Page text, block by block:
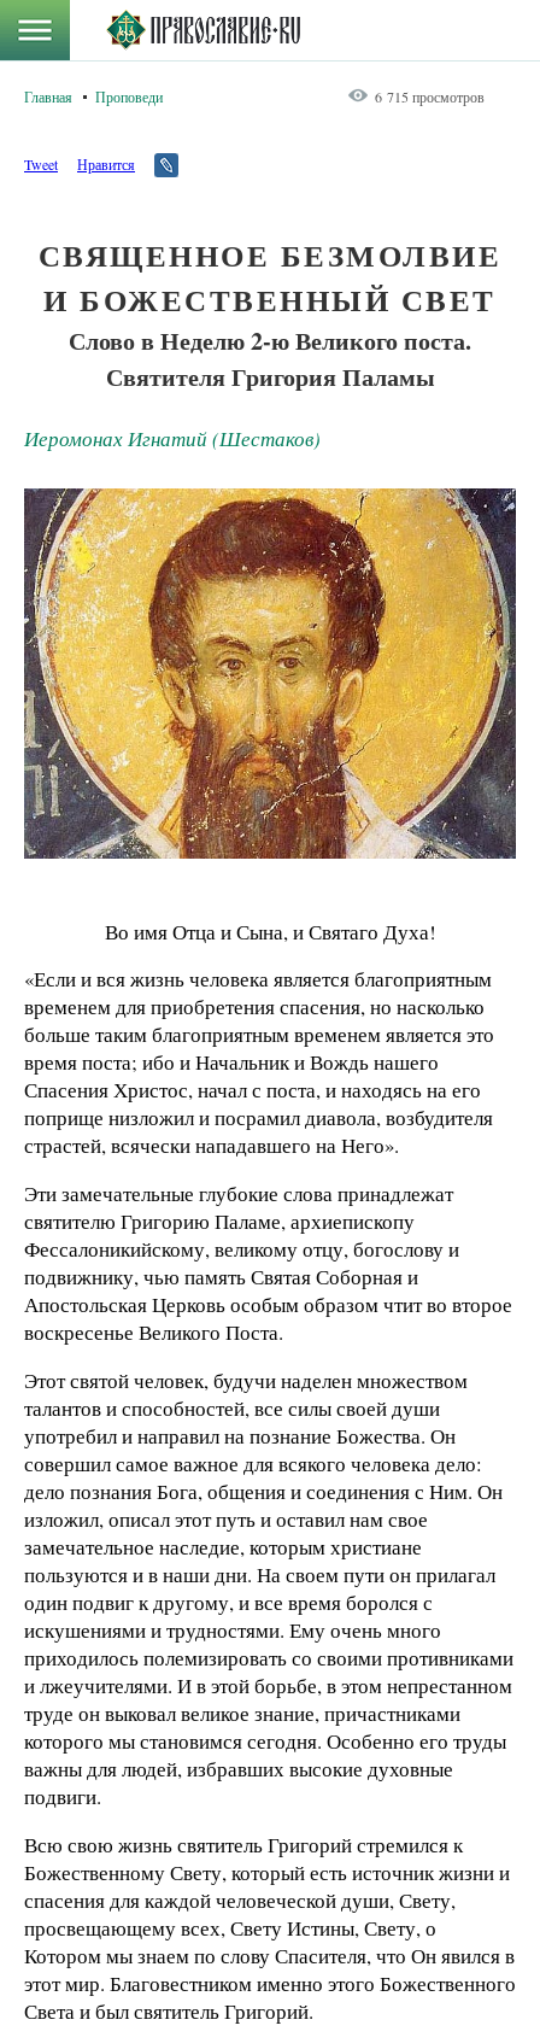
Главная Проповеди 6 715 просмотров
Tweet Нравится
СВЯЩЕННОЕ БЕЗМОЛВИЕ
И БОЖЕСТВЕННЫЙ СВЕТ
Слово в Неделю 2-ю Великого поста.
Святителя Григория Паламы
Иеромонах Игнатий (Шестаков)
Во имя Отца и Сына, и Святаго Духа!
«Если и вся жизнь человека является благоприятным
временем для приобретения спасения, но насколько
больше таким благоприятным временем является это
время поста; ибо и Начальник и Вождь нашего
Спасения Христос, начал с поста, и находясь на его
поприще низложил и посрамил диавола, возбудителя
страстей, всячески нападавшего на Него».
Эти замечательные глубокие слова принадлежат
святителю Григорию Паламе, архиепископу
Фессалоникийскому, великому отцу, богослову и
подвижнику, чью память Святая Соборная и
Апостольская Церковь особым образом чтит во второе
воскресенье Великого Поста.
Этот святой человек, будучи наделен множеством
талантов и способностей, все силы своей души
употребил и направил на познание Божества. Он
совершил самое важное для всякого человека дело:
дело познания Бога, общения и соединения с Ним. Он
изложил, описал этот путь и оставил нам свое
замечательное наследие, которым христиане
пользуются и в наши дни. На своем пути он прилагал
один подвиг к другому, и все время боролся с
искушениями и трудностями. Ему очень много
приходилось полемизировать со своими противниками
и лжеучителями. И в этой борьбе, в этом непрестанном
труде он выковал великое знание, причастниками
которого мы становимся сегодня. Особенно его труды
важны для людей, избравших высокие духовные
подвиги.
Всю свою жизнь святитель Григорий стремился к
Божественному Свету, который есть источник жизни и
спасения для каждой человеческой души, Свету,
просвещающему всех, Свету Истины, Свету, о
Котором мы знаем по слову Спасителя, что Он явился в
этот мир. Благовестником именно этого Божественного
Света и был святитель Григорий.